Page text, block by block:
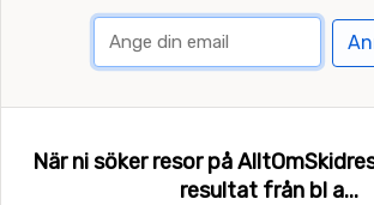
När ni söker resor på
resultat från bl a...